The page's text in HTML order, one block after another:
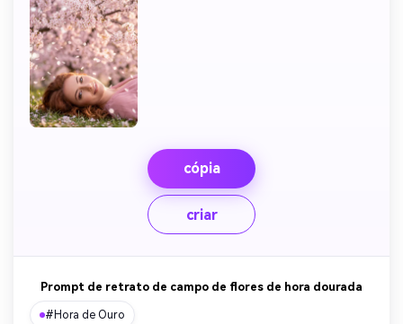
cópia
criar
Prompt de retrato de campo de flores de hora dourada
#Hora de Ouro